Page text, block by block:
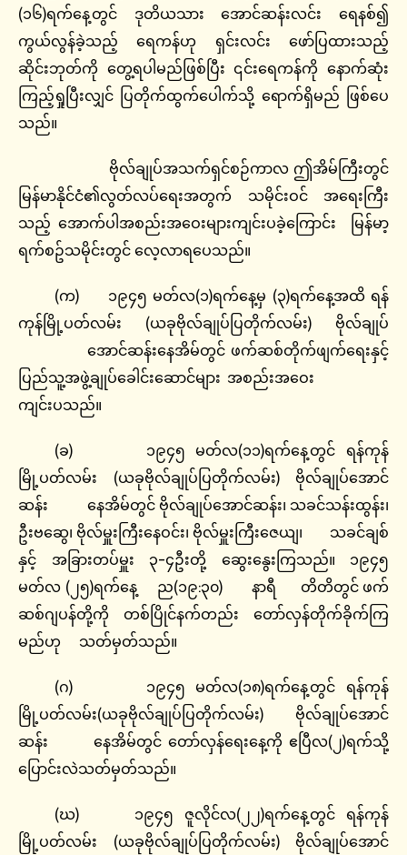
(၁၆)ရက်နေ့တွင် ဒုတိယသား အောင်ဆန်းလင်း ရေနစ်၍
ကွယ်လွန်ခဲ့သည့် ရေကန်ဟု ရှင်းလင်း ဖော်ပြထားသည့်
ဆိုင်းဘုတ်ကို တွေ့ရပါမည်ဖြစ်ပြီး ၎င်းရေကန်ကို နောက်ဆုံး
ကြည့်ရှုပြီးလျှင် ပြတိုက်ထွက်ပေါက်သို့ ရောက်ရှိမည် ဖြစ်ပေ
သည်။
ဗိုလ်ချုပ်အသက်ရှင်စဉ်ကာလ ဤအိမ်ကြီးတွင်
မြန်မာနိုင်ငံ၏လွတ်လပ်ရေးအတွက် သမိုင်းဝင် အရေးကြီး
သည့် အောက်ပါအစည်းအဝေးများကျင်းပခဲ့ကြောင်း မြန်မာ့
ရက်စဥ်သမိုင်းတွင် လေ့လာရပေသည်။
(က) ၁၉၄၅ မတ်လ(၁)ရက်နေ့မှ (၃)ရက်နေ့အထိ ရန်
ကုန်မြို့ပတ်လမ်း (ယခုဗိုလ်ချုပ်ပြတိုက်လမ်း) ဗိုလ်ချုပ်
အောင်ဆန်းနေအိမ်တွင် ဖက်ဆစ်တိုက်ဖျက်ရေးနှင့်
ပြည်သူ့အဖွဲ့ချုပ်ခေါင်းဆောင်များ အစည်းအဝေး
ကျင်းပသည်။
(ခ) ၁၉၄၅ မတ်လ(၁၁)ရက်နေ့တွင် ရန်ကုန်
မြို့ပတ်လမ်း (ယခုဗိုလ်ချုပ်ပြတိုက်လမ်း) ဗိုလ်ချုပ်အောင်
ဆန်း နေအိမ်တွင် ဗိုလ်ချုပ်အောင်ဆန်း၊ သခင်သန်းထွန်း၊
ဦးဗဆွေ၊ ဗိုလ်မှူးကြီးနေဝင်း၊ ဗိုလ်မှူးကြီးဇေယျ၊ သခင်ချစ်
နှင့် အခြားတပ်မှူး ၃-၄ဦးတို့ ဆွေးနွေးကြသည်။ ၁၉၄၅
မတ်လ (၂၅)ရက်နေ့ ည(၁၉:၃၀) နာရီ တိတိတွင် ဖက်
ဆစ်ဂျပန်တို့ကို တစ်ပြိုင်နက်တည်း တော်လှန်တိုက်ခိုက်ကြ
မည်ဟု သတ်မှတ်သည်။
(ဂ) ၁၉၄၅ မတ်လ(၁၈)ရက်နေ့တွင် ရန်ကုန်
မြို့ပတ်လမ်း(ယခုဗိုလ်ချုပ်ပြတိုက်လမ်း) ဗိုလ်ချုပ်အောင်
ဆန်း နေအိမ်တွင် တော်လှန်ရေးနေ့ကို ဧပြီလ(၂)ရက်သို့
ပြောင်းလဲသတ်မှတ်သည်။
(ဃ) ၁၉၄၅ ဇူလိုင်လ(၂၂)ရက်နေ့တွင် ရန်ကုန်
မြို့ပတ်လမ်း (ယခုဗိုလ်ချုပ်ပြတိုက်လမ်း) ဗိုလ်ချုပ်အောင်